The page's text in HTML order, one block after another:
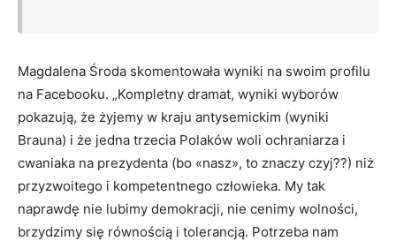
Magdalena Środa skomentowała wyniki na swoim profilu
na Facebooku. „Kompletny dramat, wyniki wyborów
pokazują, że żyjemy w kraju antysemickim (wyniki
Brauna) i że jedna trzecia Polaków woli ochraniarza i
cwaniaka na prezydenta (bo «nasz», to znaczy czyj??) niż
przyzwoitego i kompetentnego człowieka. My tak
naprawdę nie lubimy demokracji, nie cenimy wolności,
brzydzimy się równością i tolerancją. Potrzeba nam